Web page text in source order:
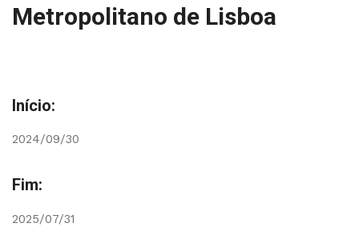
Metropolitano de Lisboa
Início:
2024/09/30
Fim:
2025/07/31